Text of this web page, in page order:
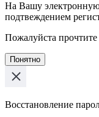
На Вашу
подтвеждением
Пожалуйста
Понятно
Восстановление